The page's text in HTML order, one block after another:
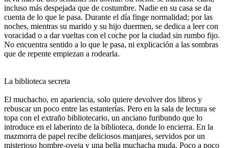
incluso más despejada que de costumbre. Nadie en su casa se da
cuenta de lo que le pasa. Durante el día finge normalidad; por las
noches, mientras su marido y su hijo duermen, se dedica a leer con
voracidad o a dar vueltas con el coche por la ciudad sin rumbo fijo.
No encuentra sentido a lo que le pasa, ni explicación a las sombras
que de repente empiezan a rodearla.
La biblioteca secreta
El muchacho, en apariencia, solo quiere devolver dos libros y
rebuscar un poco entre las estanterías. Pero en la sala de lectura se
topa con el extraño bibliotecario, un anciano furibundo que lo
introduce en el laberinto de la biblioteca, donde lo encierra. En la
mazmorra de papel recibe deliciosos manjares, servidos por un
misterioso hombre-oveja y una bella muchacha muda. Poco a poco